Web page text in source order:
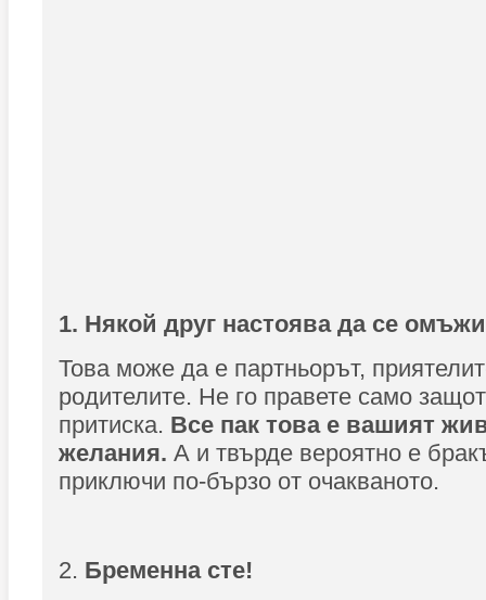
1. Някой друг настоява да се
Това може да е партньорът,
родителите. Не го правете само
притиска. Все пак това е вашият
желания. А и твърде вероятно е
приключи по-бързо от очакваното.
2. Бременна сте!